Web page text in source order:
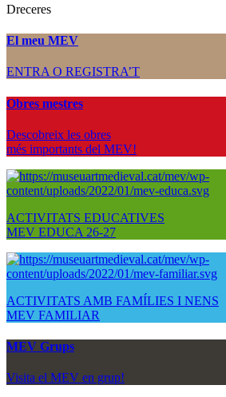
Dreceres
El meu MEV
ENTRA O REGISTRA’T
Obres mestres
Descobreix les obres
més importants del MEV!
ACTIVITATS EDUCATIVES
MEV EDUCA 26-27
ACTIVITATS AMB FAMÍLIES I NENS
MEV FAMILIAR
MEV Grups
Visita el MEV en grup!